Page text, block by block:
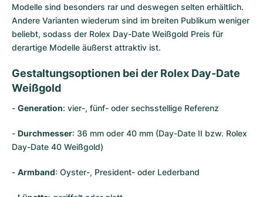
Modelle sind besonders rar und deswegen selten erhältlich.
Andere Varianten wiederum sind im breiten Publikum weniger
beliebt, sodass der Rolex Day-Date Weißgold Preis für
derartige Modelle äußerst attraktiv ist.
Gestaltungsoptionen bei der Rolex Day-Date
Weißgold
- Generation: vier-, fünf- oder sechsstellige Referenz
- Durchmesser: 36 mm oder 40 mm (Day-Date II bzw. Rolex
Day-Date 40 Weißgold)
- Armband: Oyster-, President- oder Lederband